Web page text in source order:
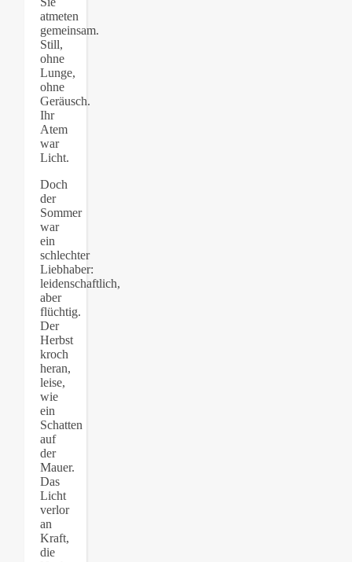
atmeten
gemeinsam.
Still,
ohne
Lunge,
ohne
Geräusch.
Ihr
Atem
war
Licht.
Doch
der
Sommer
war
ein
schlechter
Liebhaber:
leidenschaftlich,
aber
flüchtig.
Der
Herbst
kroch
heran,
leise,
wie
ein
Schatten
auf
der
Mauer.
Das
Licht
verlor
an
Kraft,
die